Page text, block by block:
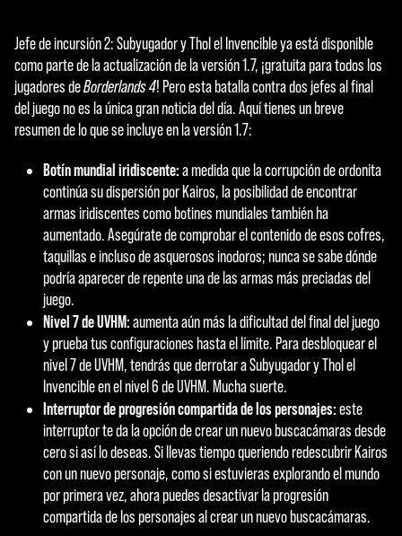
A
c
c
p
t
&
P
l
a
y
Al
hace
r clic
en
«Ace
Jefe de incursión 2: Subyugador y Thol el Invencible ya está disponible
como parte de la actualización de la versión 1.7, ¡gratuita para todos los
jugadores deBorderlands 4! Pero esta batalla contra dos jefes al final
del juego no es la única gran noticia del día. Aquí tienes un breve
resumen de lo que se incluye en la versión 1.7:
Botín mundial iridiscente:a medida que la corrupción de ordonita
continúa su dispersión por Kairos, la posibilidad de encontrar
armas iridiscentes como botines mundiales también ha
aumentado. Asegúrate de comprobar el contenido de esos cofres,
taquillas e incluso de asquerosos inodoros; nunca se sabe dónde
podría aparecer de repente una de las armas más preciadas del
juego.
Nivel 7 de UVHM:aumenta aún más la dificultad del final del juego
y prueba tus configuraciones hasta el límite. Para desbloquear el
nivel 7 de UVHM, tendrás que derrotar a Subyugador y Thol el
Invencible en el nivel 6 de UVHM. Mucha suerte.
Interruptor de progresión compartida de los personajes:este
interruptor te da la opción de crear un nuevo buscacámaras desde
cero si así lo deseas. Si llevas tiempo queriendo redescubrir Kairos
con un nuevo personaje, como si estuvieras explorando el mundo
por primera vez, ahora puedes desactivar la progresión
compartida de los personajes al crear un nuevo buscacámaras.